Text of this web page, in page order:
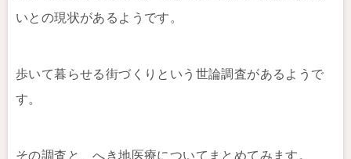
いとの現状があるようです。
歩いて暮らせる街づくりという世論調査があるようで
す。
その調査と、へき地医療についてまとめてみます。